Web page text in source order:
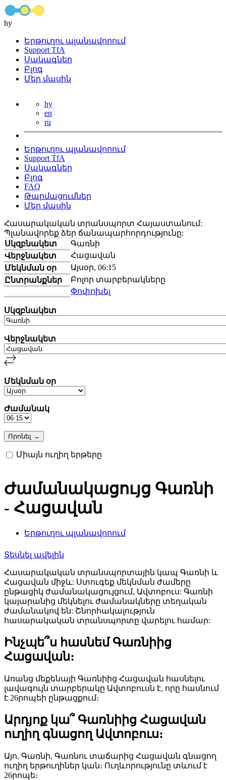
hy
Երթուղու պլանավորում
Support TfA
Սակագներ
Բլոգ
Մեր մասին
hy
en
ru
Երթուղու պլանավորում
Support TfA
Սակագներ
Բլոգ
FAQ
Թարմացումներ
Մեր մասին
Հասարակական տրանսպորտ Հայաստանում:
Պլանավորեք ձեր ճանապարհորդությունը:
Սկզբնակետ
Գառնի
Վերջնակետ
Հացավան
Մեկնման օր
Այսօր, 06:15
Ընտրանքներ
Բոլոր տարբերակները
Փոփոխել
Սկզբնակետ
Վերջնակետ
Մեկնման օր
Ժամանակ
Միայն ուղիղ երթերը
Ժամանակացույց Գառնի
- Հացավան
Երթուղու պլանավորում
Տեսնել ավելին
Հասարակական տրանսպորտային կապ Գառնի և
Հացավան միջև: Ստուգեք մեկնման ժամերը
ընթացիկ ժամանակացույցում, Ավտոբուս: Գառնի
կայարանից մեկնելու ժամանակները տեղական
ժամանակով են: Շնորհակալություն
հասարակական տրանսպորտը վարելու համար:
Ինչպե՞ս հասնեմ Գառնիից
Հացավան։
Առանց մեքենայի Գառնիից Հացավան հասնելու
լավագույն տարբերակը Ավտոբուսն է, որը հասնում
է 26րոպեի ընթացքում։
Արդյոք կա՞ Գառնիից Հացավան
ուղիղ գնացող Ավտոբուս։
Այո, Գառնի, Գառնու տաճարից Հացավան գնացող
ուղիղ երթուղիներ կան։ Ուղևորությունը տևում է
26րոպե։